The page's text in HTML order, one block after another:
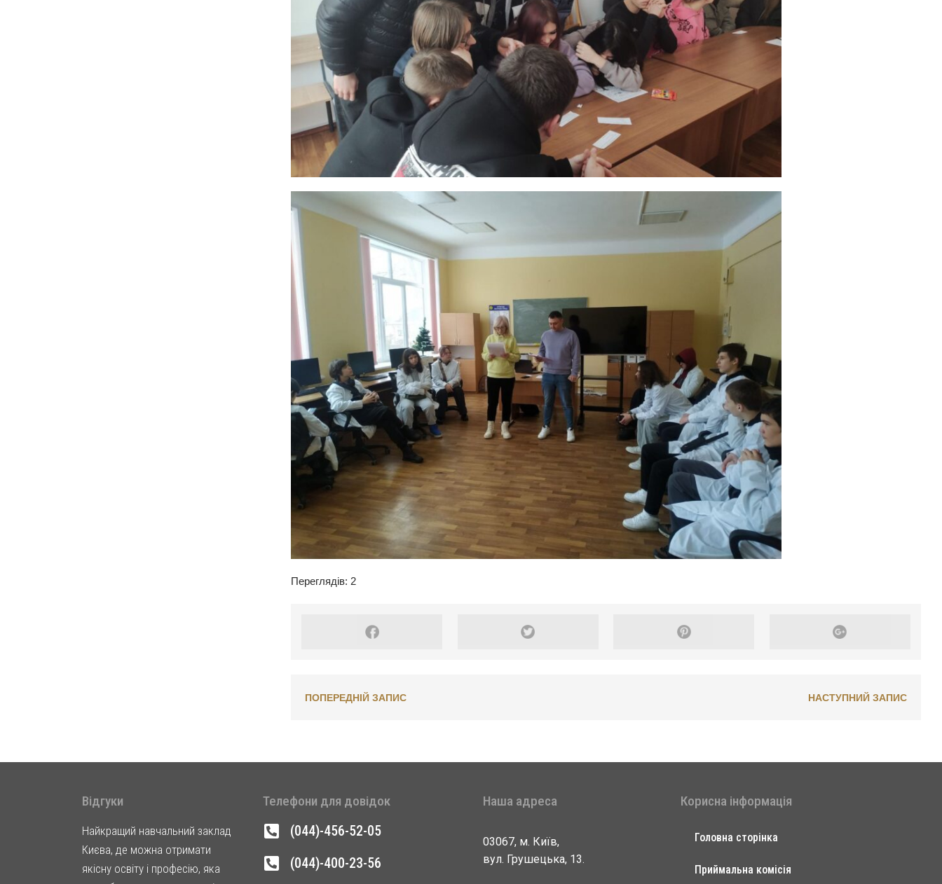
Переглядів: 2
ПОПЕРЕДНІЙ ЗАПИС НАСТУПНИЙ ЗАПИС
Відгуки
Найкращий навчальний заклад
Києва, де можна отримати
якісну освіту і професію, яка
Телефони для довідок
(044)-456-52-05
(044)-400-23-56
Наша адреса
03067, м. Київ,
вул. Грушецька, 13.
Корисна інформація
Головна сторінка
Приймальна комісія